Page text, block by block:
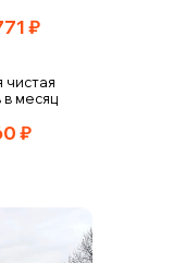
₽
чистая
месяц
₽